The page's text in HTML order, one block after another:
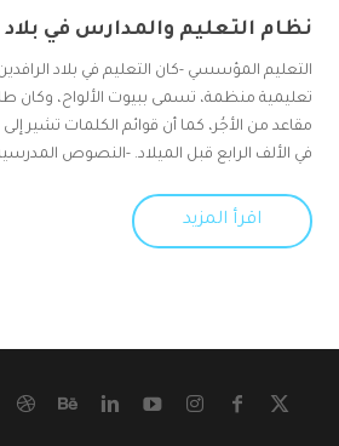
نظام التعليم والمدارس في بلاد
التعليم المؤسسي -كان التعليم في بلاد
تعليمية منظمة، تسمى ببيوت الألواح، وكان
مقاعد من الأجُر، كما أن قوائم الكلمات تشير
في الألف الرابع قبل الميلاد. -النصوص
اقرأ المزيد